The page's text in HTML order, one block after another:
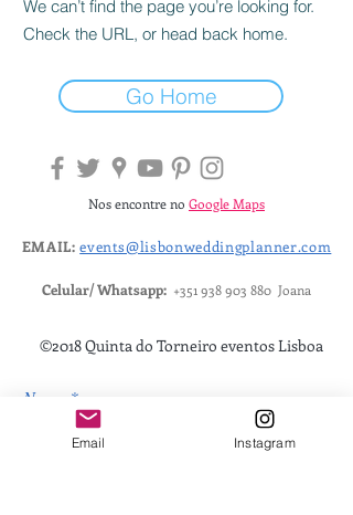
We can’t find the page you’re looking for.
Check the URL, or head back home.
Go Home
Nos encontre no Google Maps
EMAIL: events@lisbonweddingplanner.com
Celular/ Whatsapp: +351 938 903 880 Joana
©2018 Quinta do Torneiro eventos Lisboa
Nome
Email Instagram